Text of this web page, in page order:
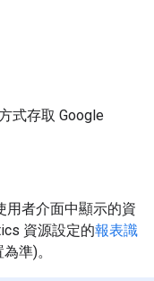
式存取 Google
用者介面中顯示的資
資源設定的報表識
準)。